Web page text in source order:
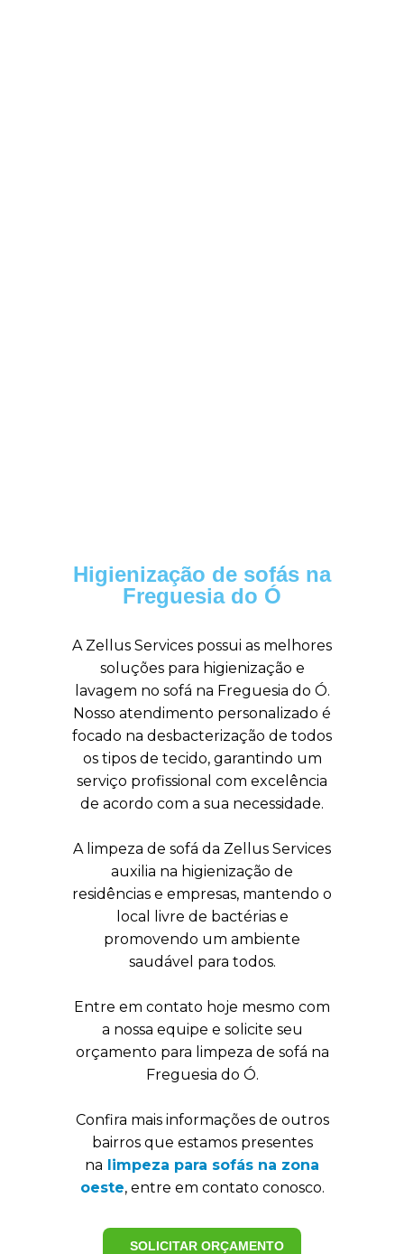
Higienização de sofás na
Freguesia do Ó
A Zellus Services possui as melhores
soluções para higienização e
lavagem no sofá na Freguesia do Ó.
Nosso atendimento personalizado é
focado na desbacterização de todos
os tipos de tecido, garantindo um
serviço profissional com excelência
de acordo com a sua necessidade.
A limpeza de sofá da Zellus Services
auxilia na higienização de
residências e empresas, mantendo o
local livre de bactérias e
promovendo um ambiente
saudável para todos.
Entre em contato hoje mesmo com
a nossa equipe e solicite seu
orçamento para limpeza de sofá na
Freguesia do Ó.
Confira mais informações de outros
bairros que estamos presentes
na limpeza para sofás na zona
oeste, entre em contato conosco.
SOLICITAR ORÇAMENTO